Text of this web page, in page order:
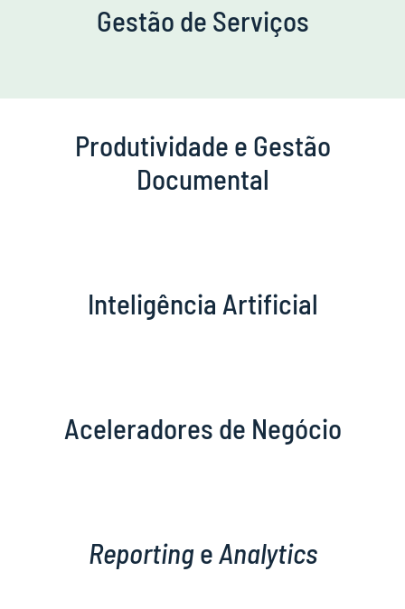
Gestão de Serviços
Produtividade e Gestão
Documental
Inteligência Artificial
Aceleradores de Negócio
Reportinge Analytics